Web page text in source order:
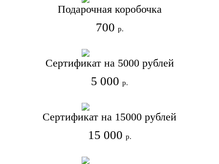
Подарочная коробочка
700 р.
Сертификат на 5000 рублей
5 000 р.
Сертификат на 15000 рублей
15 000 р.